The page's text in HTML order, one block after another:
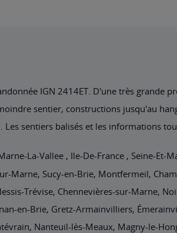
IGN 2414ET. D'une très grande
sentier, constructions jusqu'au
Les sentiers balisés et les informations
La-Vallee , Ile-De-France , Seine-
Marne, Sucy-en-Brie, Montfermeil,
Trévise, Chennevières-sur-Marne,
en-Brie, Gretz-Armainvilliers,
Nanteuil-lès-Meaux, Magny-le-